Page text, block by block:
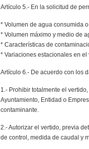
Artículo 5.- En la solicitud de
* Volumen de agua consumida
* Volumen máximo y medio de
* Características de
* Variaciones estacionales en
Artículo 6.- De acuerdo con los
1.- Prohibir totalmente el
Ayuntamiento, Entidad o
contaminante.
2.- Autorizar el vertido, previa
de control, medida de caudal y